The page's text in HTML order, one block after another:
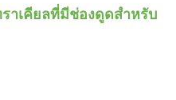
าเคียลที่มีช่องดูดสําหรับ